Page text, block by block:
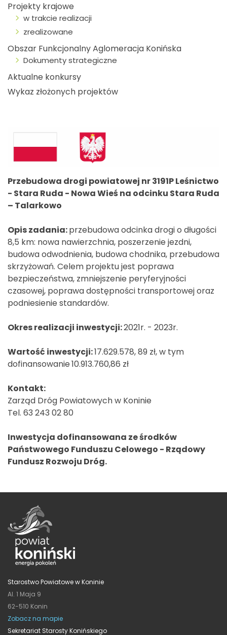
Projekty krajowe
w trakcie realizacji
zrealizowane
Obszar Funkcjonalny Aglomeracja Konińska
Dokumenty strategiczne
Aktualne konkursy
Wykaz złożonych projektów
Przebudowa drogi powiatowej nr 3191P Leśnictwo
- Stara Ruda - Nowa Wieś na odcinku Stara Ruda
– Talarkowo
Opis zadania:przebudowa odcinka drogi o długości
8,5 km: nowa nawierzchnia, poszerzenie jezdni,
budowa odwodnienia, budowa chodnika, przebudowa
skrzyżowań. Celem projektu jest poprawa
bezpieczeństwa, zmniejszenie peryferyjności
czasowej, poprawa dostępności transportowej oraz
podniesienie standardów.
Okres realizacji inwestycji:2021r. - 2023r.
Wartość inwestycji:17.629.578, 89 zł, w tym
dofinansowanie10.913.760,86 zł
Kontakt:
Zarząd Dróg Powiatowych w Koninie
Tel. 63 243 02 80
Inwestycja dofinansowana ze środków
Państwowego Funduszu Celowego - Rządowy
Fundusz Rozwoju Dróg.
Starostwo Powiatowe w Koninie
Al. 1 Maja 9
62-510 Konin
Zobacz na mapie
Sekretariat Starosty Konińskiego